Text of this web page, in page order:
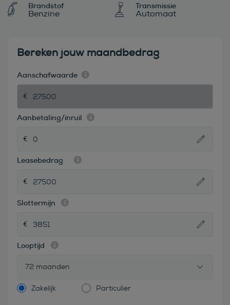
Brandstof
Benzine
Transmissie
Automaat
Bereken jouw maandbedrag
Aanschafwaarde
Aanbetaling/inruil
Leasebedrag
Slottermijn
Looptijd
72 maanden
Zakelijk Particulier